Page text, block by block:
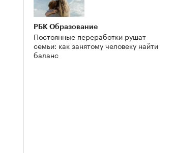
РБК Образование
Постоянные переработки рушат
семьи: как занятому человеку найти
баланс